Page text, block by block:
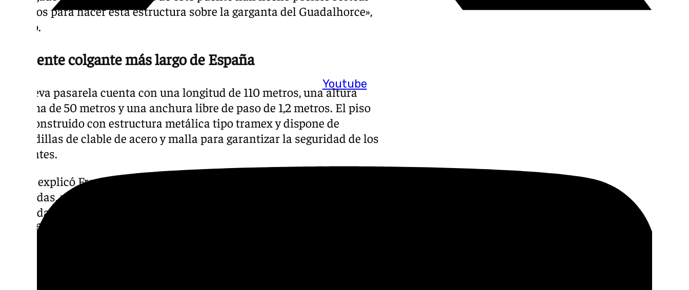
Youtube
los retos para hacer esta estructura sobre la garganta del Guadalhorce»,
señaló.
El puente colgante más largo de España
La nueva pasarela cuenta con una longitud de 110 metros, una altura
máxima de 50 metros y una anchura libre de paso de 1,2 metros. El piso
está construido con estructura metálica tipo tramex y dispone de
barandillas de clable de acero y malla para garantizar la seguridad de los
visitantes.
Según explicó Francisco Salado, el puente pesa aproximadamente 17
toneladas, mientras que el conjunto de la estructura alcanza las 38
toneladas. La actuación ha supuesto una inversión de 1,5 millones de
euros financiada a través del canon de concesión del Caminito del Rey.